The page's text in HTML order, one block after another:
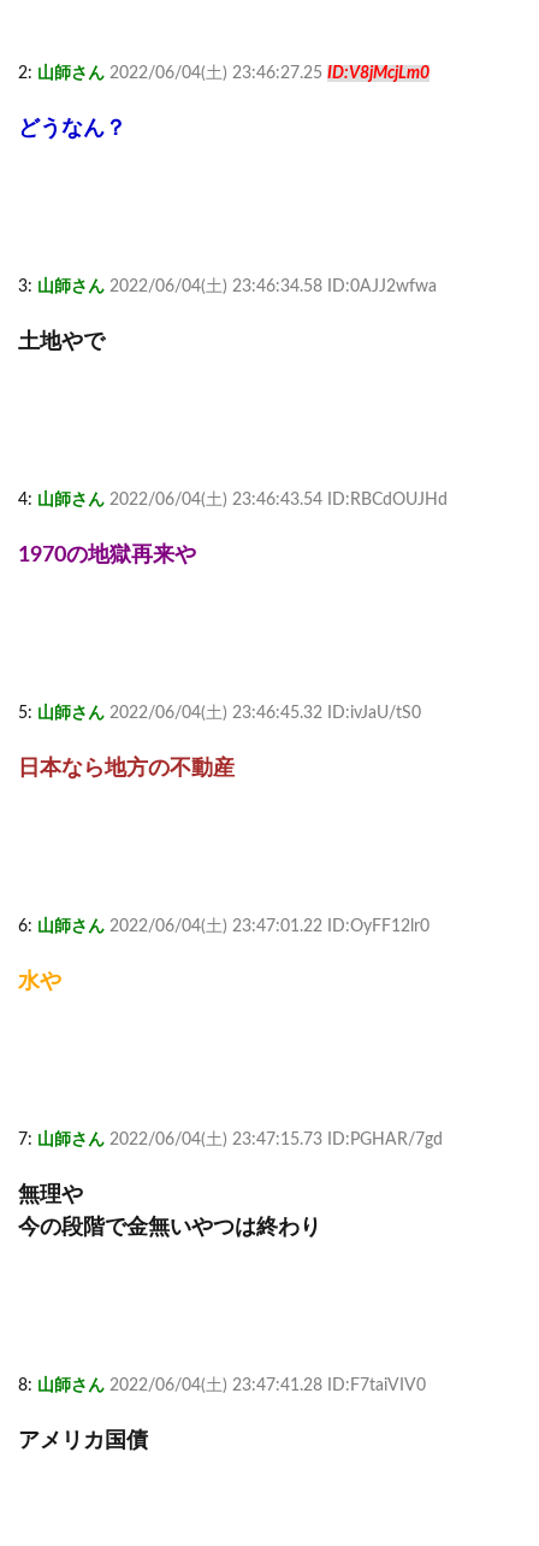
2: 山師さん 2022/06/04(土) 23:46:27.25 ID:V8jMcjLm0
どうなん？
3: 山師さん 2022/06/04(土) 23:46:34.58 ID:0AJJ2wfwa
土地やで
4: 山師さん 2022/06/04(土) 23:46:43.54 ID:RBCdOUJHd
1970の地獄再来や
5: 山師さん 2022/06/04(土) 23:46:45.32 ID:ivJaU/tS0
日本なら地方の不動産
6: 山師さん 2022/06/04(土) 23:47:01.22 ID:OyFF12lr0
水や
7: 山師さん 2022/06/04(土) 23:47:15.73 ID:PGHAR/7gd
無理や
今の段階で金無いやつは終わり
8: 山師さん 2022/06/04(土) 23:47:41.28 ID:F7taiVIV0
アメリカ国債